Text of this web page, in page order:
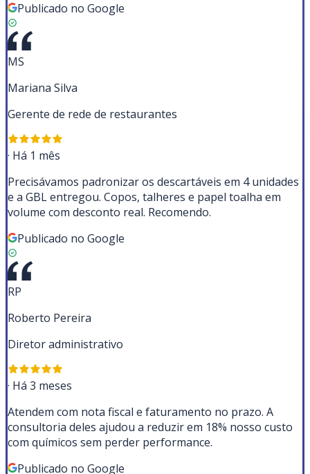
Publicado no Google
MS
Mariana Silva
Gerente de rede de restaurantes
· Há 1 mês
Precisávamos padronizar os descartáveis em 4 unidades
e a GBL entregou. Copos, talheres e papel toalha em
volume com desconto real. Recomendo.
Publicado no Google
RP
Roberto Pereira
Diretor administrativo
· Há 3 meses
Atendem com nota fiscal e faturamento no prazo. A
consultoria deles ajudou a reduzir em 18% nosso custo
com químicos sem perder performance.
Publicado no Google